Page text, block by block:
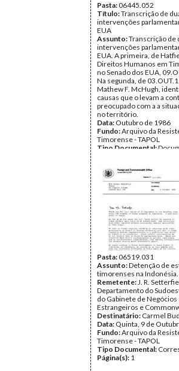
Pasta:06445.052
Título:Transcrição de
intervenções
EUA
Assunto:Transcrição de
intervenções
EUA. A primeira, de
Direitos Humanos em
no Senado dos EUA,
Na segunda, de
Mathew F. McHugh,
causas que o levam a
preocupado com a a
no território.
Data: Outubro de 1986
Fundo:Arquivo da
Timorense - TAPOL
Tipo Documental:
Pasta:06519.031
Assunto:Detenção de
timorenses na Indonésia.
Remetente:J. R.
Departamento do
do Gabinete de Negócios
Estrangeiros e
Destinatário: Carmel
Data: Quinta, 9 de
Fundo:Arquivo da
Timorense - TAPOL
Tipo Documental:
Página(s): 1